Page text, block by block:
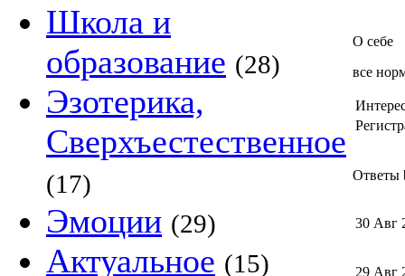
Школа и
образование (28)
Эзотерика,
Сверхъестественное
(17)
Эмоции (29)
Актуальное (15)
О себе
все
Ответы
30 Авг
29 Авг